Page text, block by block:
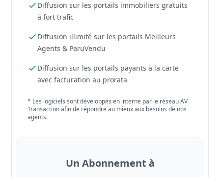
Diffusion sur les portails immobiliers gratuits
à fort trafic
Diffusion illimité sur les portails Meilleurs
Agents & ParuVendu
Diffusion sur les portails payants à la carte
avec facturation au prorata
* Les logiciels sont développés en interne par le réseau AV
Transaction afin de répondre au mieux aux besoins de nos
agents.
Un Abonnement à